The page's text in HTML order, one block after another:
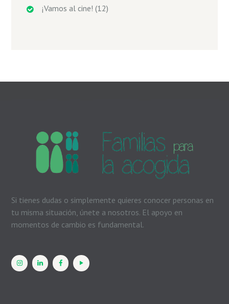
¡Vamos al cine! (12)
Si tienes dudas o simplemente quieres conocer personas en
tu misma situación, únete a nosotros. El apoyo en
momentos de cambio es fundamental.